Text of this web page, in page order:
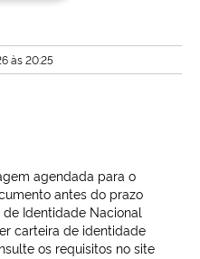
às 20:25
agendada para o
antes do prazo
Identidade Nacional
carteira de identidade
os requisitos no site